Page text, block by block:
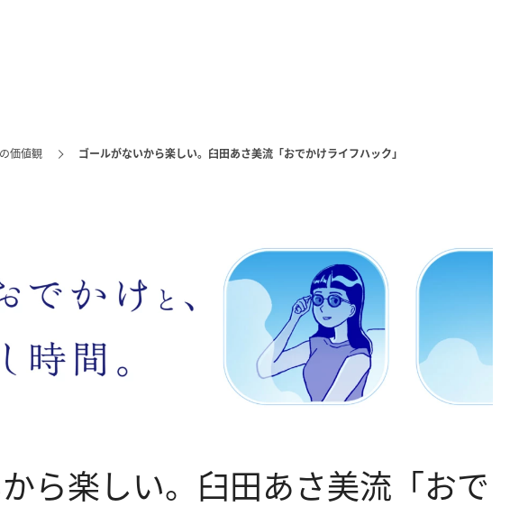
価値観 ゴールがないから楽しい。臼田あさ美流「おでかけライフハック」
ら楽しい。臼田あさ美流「おで